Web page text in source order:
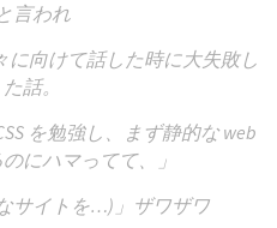
言われ
に向けて話した時に大失敗し
た話。
を勉強し、まず静的な web
にハマってて、」
サイトを…)」ザワザワ